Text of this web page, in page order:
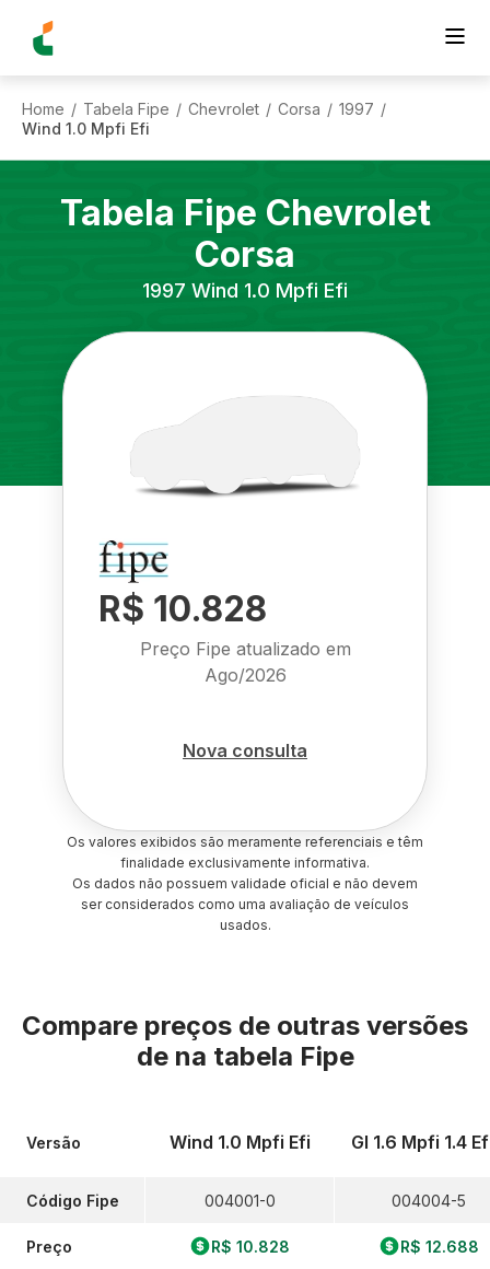
Home / Tabela Fipe / Chevrolet / Corsa / 1997 /
Wind 1.0 Mpfi Efi
Tabela Fipe Chevrolet
Corsa
1997 Wind 1.0 Mpfi Efi
R$ 10.828
Preço Fipe atualizado em
Ago/2026
Nova consulta
Os valores exibidos são meramente referenciais e têm
finalidade exclusivamente informativa.
Os dados não possuem validade oficial e não devem
ser considerados como uma avaliação de veículos
usados.
Compare preços de outras versões
de na tabela Fipe
Versão
Código Fipe
Preço
Wind 1.0 Mpfi Efi
004001-0
R$ 10.828
Gl 1.6 Mpfi 1.4
004004-5
R$ 12.688